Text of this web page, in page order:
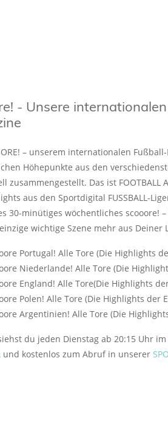
- Unsere
– unserem internationalen
Höhepunkte aus den
zusammengestellt. Das ist FOOTBALL
aus den Sportdigital FUSSBALL-
30-minütiges wöchentliches scooore!
wichtige Szene mehr aus Deiner
Portugal! Alle Tore (Die Highlights
Niederlande! Alle Tore (Die
England! Alle Tore(Die Highlights
Polen! Alle Tore (Die Highlights der
Argentinien! Alle Tore (Die
du jeden Dienstag ab 20:15 Uhr im
und kostenlos zum Abruf in unserer